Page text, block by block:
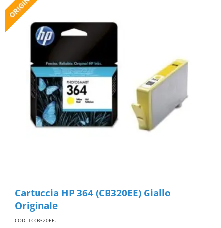
Cartuccia HP 364 (CB320EE) Giallo
Originale
COD: TCCB320EE.